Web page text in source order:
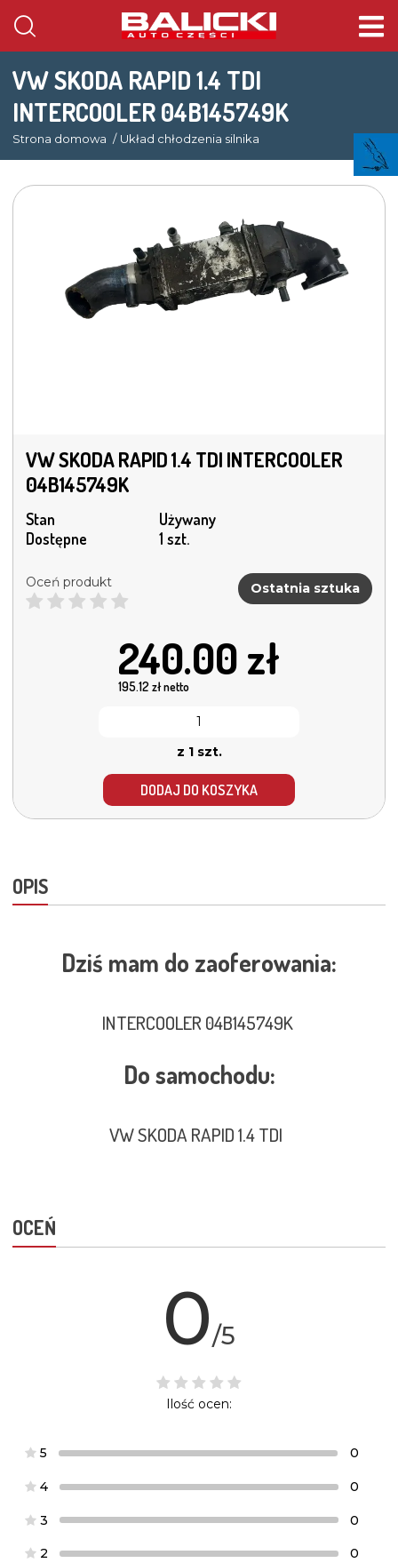
VW SKODA RAPID 1.4 TDI
INTERCOOLER 04B145749K
Strona domowa Układ chłodzenia silnika
VW SKODA RAPID 1.4 TDI INTERCOOLER
04B145749K
Stan
Używany
Dostępne
1 szt.
Oceń produkt Ostatnia sztuka
240.00 zł
195.12 zł netto
z 1 szt.
DODAJ DO KOSZYKA
OPIS
Dziś mam do zaoferowania:
INTERCOOLER 04B145749K
Do samochodu:
VW SKODA RAPID 1.4 TDI
OCEŃ
0/5
Ilość ocen:
5 0
4 0
3 0
2 0